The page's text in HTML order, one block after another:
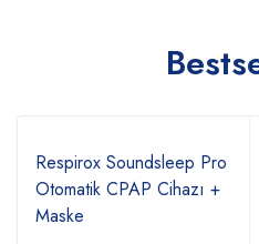
Respirox Soundsleep Pro
Otomatik CPAP Cihazı +
Maske